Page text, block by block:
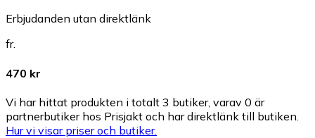
Erbjudanden utan direktlänk
fr.
470 kr
Vi har hittat produkten i totalt 3 butiker, varav 0 är
partnerbutiker hos Prisjakt och har direktlänk till butiken.
Hur vi visar priser och butiker.